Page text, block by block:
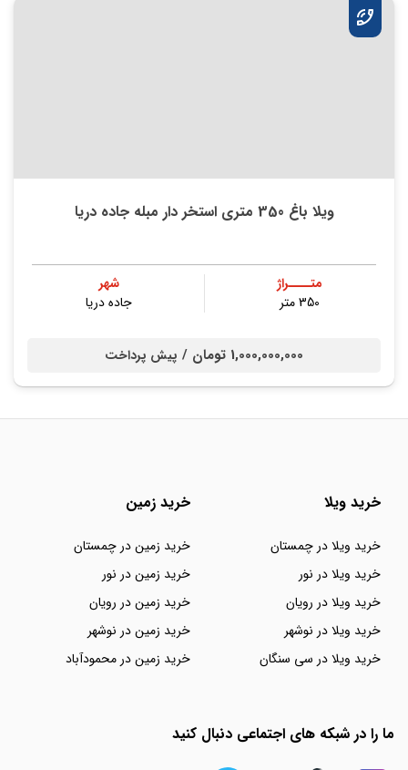
ویلا باغ 350 متری استخر دار مبله جاده دریا
متــــراژ
350 متر
شهر
جاده دریا
1,000,000,000 تومان / پیش پرداخت
خرید ویلا
خرید ویلا در چمستان
خرید ویلا در نور
خرید ویلا در رویان
خرید ویلا در نوشهر
خرید ویلا در سی سنگان
خرید زمین
خرید زمین در چمستان
خرید زمین در نور
خرید زمین در رویان
خرید زمین در نوشهر
خرید زمین در محمودآباد
ما را در شبکه های اجتماعی دنبال کنید